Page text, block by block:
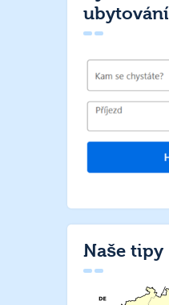
ubytování
Naše tipy